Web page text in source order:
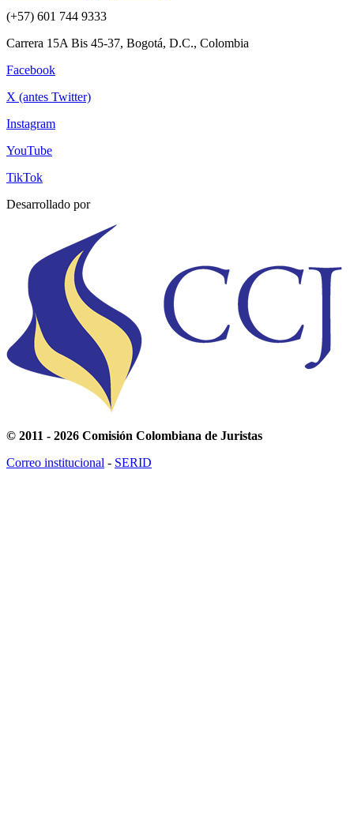
(+57) 601 744 9333
Carrera 15A Bis 45-37, Bogotá, D.C., Colombia
Facebook
X (antes Twitter)
Instagram
YouTube
TikTok
Desarrollado por
© 2011 - 2026 Comisión Colombiana de Juristas
Correo institucional - SERID